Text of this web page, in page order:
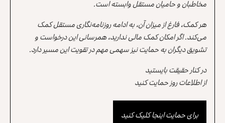
مخاطبان و حامیان مستقل وابسته است.
هر کمک، فارغ از میزان آن، به ادامه روزنامه‌نگاری مستقل کمک
می‌کند. اگر امکان کمک مالی ندارید، همرسانی این درخواست و
تشویق دیگران به حمایت نیز سهمی مهم در تقویت این مسیر دارد.
در کنار حقیقت بایستید
از اطلاعات روز حمایت کنید
برای حمایت اینجا کلیک کنید